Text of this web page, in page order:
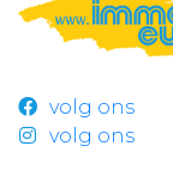
volg ons
volg ons